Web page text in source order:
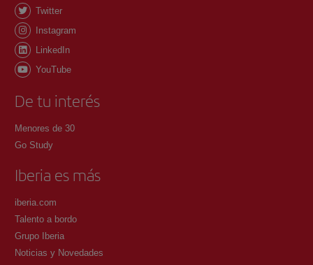
Twitter
Instagram
LinkedIn
YouTube
De tu interés
Menores de 30
Go Study
Iberia es más
iberia.com
Talento a bordo
Grupo Iberia
Noticias y Novedades